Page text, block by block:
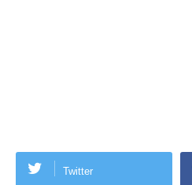
Twitter